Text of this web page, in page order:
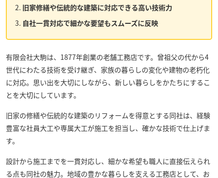
旧家修繕や伝統的な建築に対応できる高い技術力
自社一貫対応で細かな要望もスムーズに反映
有限会社大駒は、1877年創業の老舗工務店です。曾祖父の代から4
世代にわたる技術を受け継ぎ、家族の暮らしの変化や建物の老朽化
に対応。思い出を大切にしながら、新しい暮らしをかたちにするこ
とを大切にしています。
旧家の修繕や伝統的な建築のリフォームを得意とする同社は、経験
豊富な社員大工や専属大工が施工を担当し、確かな技術で仕上げま
す。
設計から施工までを一貫対応し、細かな希望も職人に直接伝えられ
る点も同社の魅力。地域の豊かな暮らしを支える工務店として、お